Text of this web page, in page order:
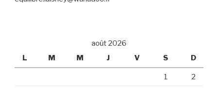
août 2026
L
M M J V S D
1 2